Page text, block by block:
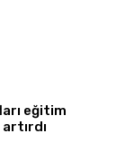
eğitim